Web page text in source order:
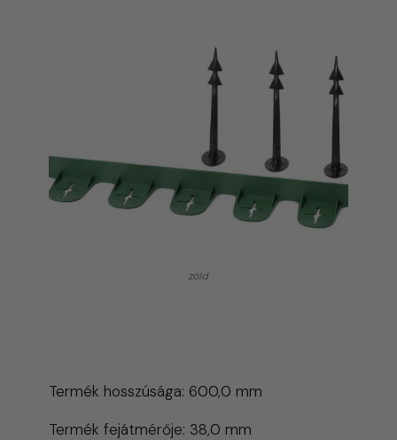
zöld
Termék hosszúsága: 600,0 mm
Termék fejátmérője: 38,0 mm